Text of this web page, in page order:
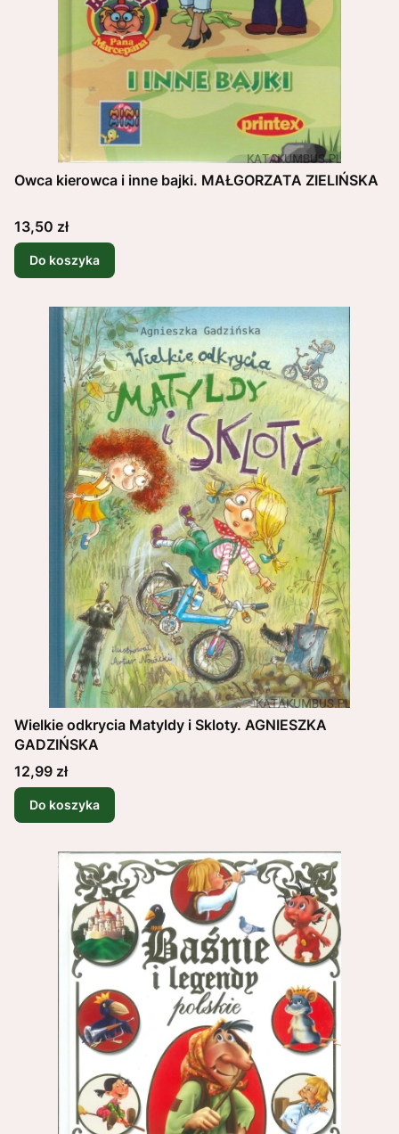
Owca kierowca i inne bajki. MAŁGORZATA ZIELIŃSKA
Cena
13,50 zł
Do koszyka
Wielkie odkrycia Matyldy i Skloty. AGNIESZKA
GADZIŃSKA
Cena
12,99 zł
Do koszyka